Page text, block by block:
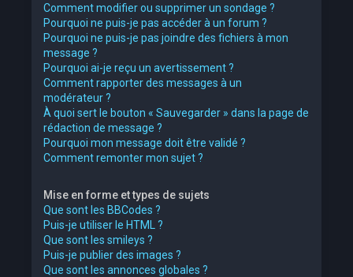
Comment modifier ou supprimer un sondage ?
Pourquoi ne puis-je pas accéder à un forum ?
Pourquoi ne puis-je pas joindre des fichiers à mon
message ?
Pourquoi ai-je reçu un avertissement ?
Comment rapporter des messages à un
modérateur ?
À quoi sert le bouton « Sauvegarder » dans la page de
rédaction de message ?
Pourquoi mon message doit être validé ?
Comment remonter mon sujet ?
Mise en forme et types de sujets
Que sont les BBCodes ?
Puis-je utiliser le HTML ?
Que sont les smileys ?
Puis-je publier des images ?
Que sont les annonces globales ?